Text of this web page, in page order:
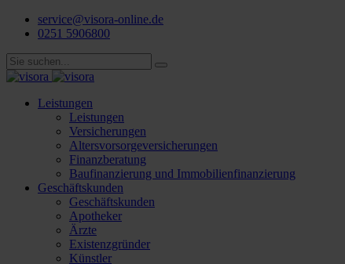
service@visora-online.de
0251 5906800
Leistungen
Leistungen
Versicherungen
Altersvorsorgeversicherungen
Finanzberatung
Baufinanzierung und Immobilienfinanzierung
Geschäftskunden
Geschäftskunden
Apotheker
Ärzte
Existenzgründer
Künstler